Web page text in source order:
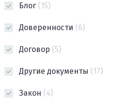
Блог(15)
Доверенности (6)
Договор (5)
Другие документы (17)
Закон (4)